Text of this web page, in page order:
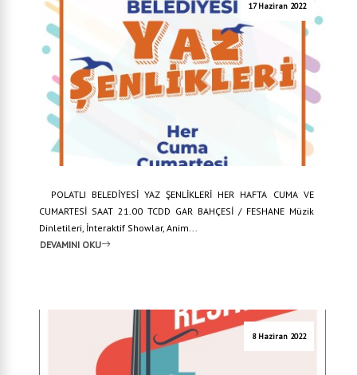
17 Haziran 2022
POLATLI BELEDİYESİ YAZ ŞENLİKLERİ HER HAFTA CUMA VE
CUMARTESİ SAAT 21.00 TCDD GAR BAHÇESİ / FESHANE Müzik
Dinletileri, İnteraktif Showlar, Anim...
DEVAMINI OKU
8 Haziran 2022